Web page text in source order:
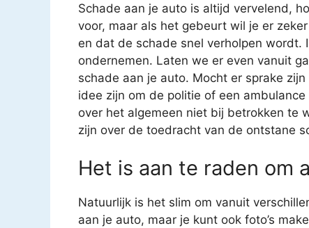
Schade aan je auto is altijd vervelend,
voor, maar als het gebeurt wil je er
en dat de schade snel verholpen wordt.
ondernemen. Laten we er even vanuit
schade aan je auto. Mocht er sprake
idee zijn om de politie of een
over het algemeen niet bij betrokken te
zijn over de toedracht van de ontstane
Het is aan te raden om
Natuurlijk is het slim om vanuit
aan je auto, maar je kunt ook foto’s